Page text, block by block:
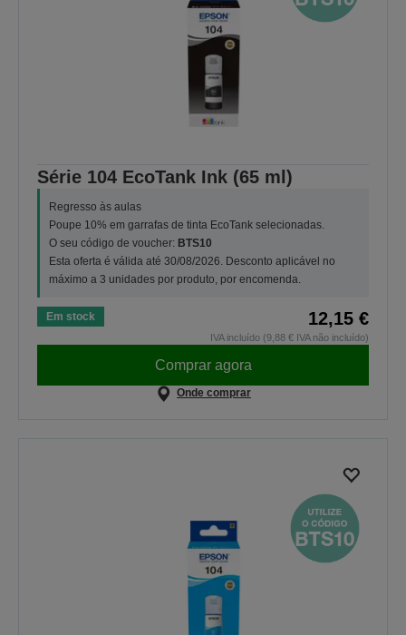
Série 104 EcoTank Ink (65 ml)
Regresso às aulas
Poupe 10% em garrafas de tinta EcoTank selecionadas.
O seu código de voucher: BTS10
Esta oferta é válida até 30/08/2026. Desconto aplicável no
máximo a 3 unidades por produto, por encomenda.
Em stock 12,15 €
IVA incluído (9,88 € IVA não incluído)
Comprar agora
Onde comprar